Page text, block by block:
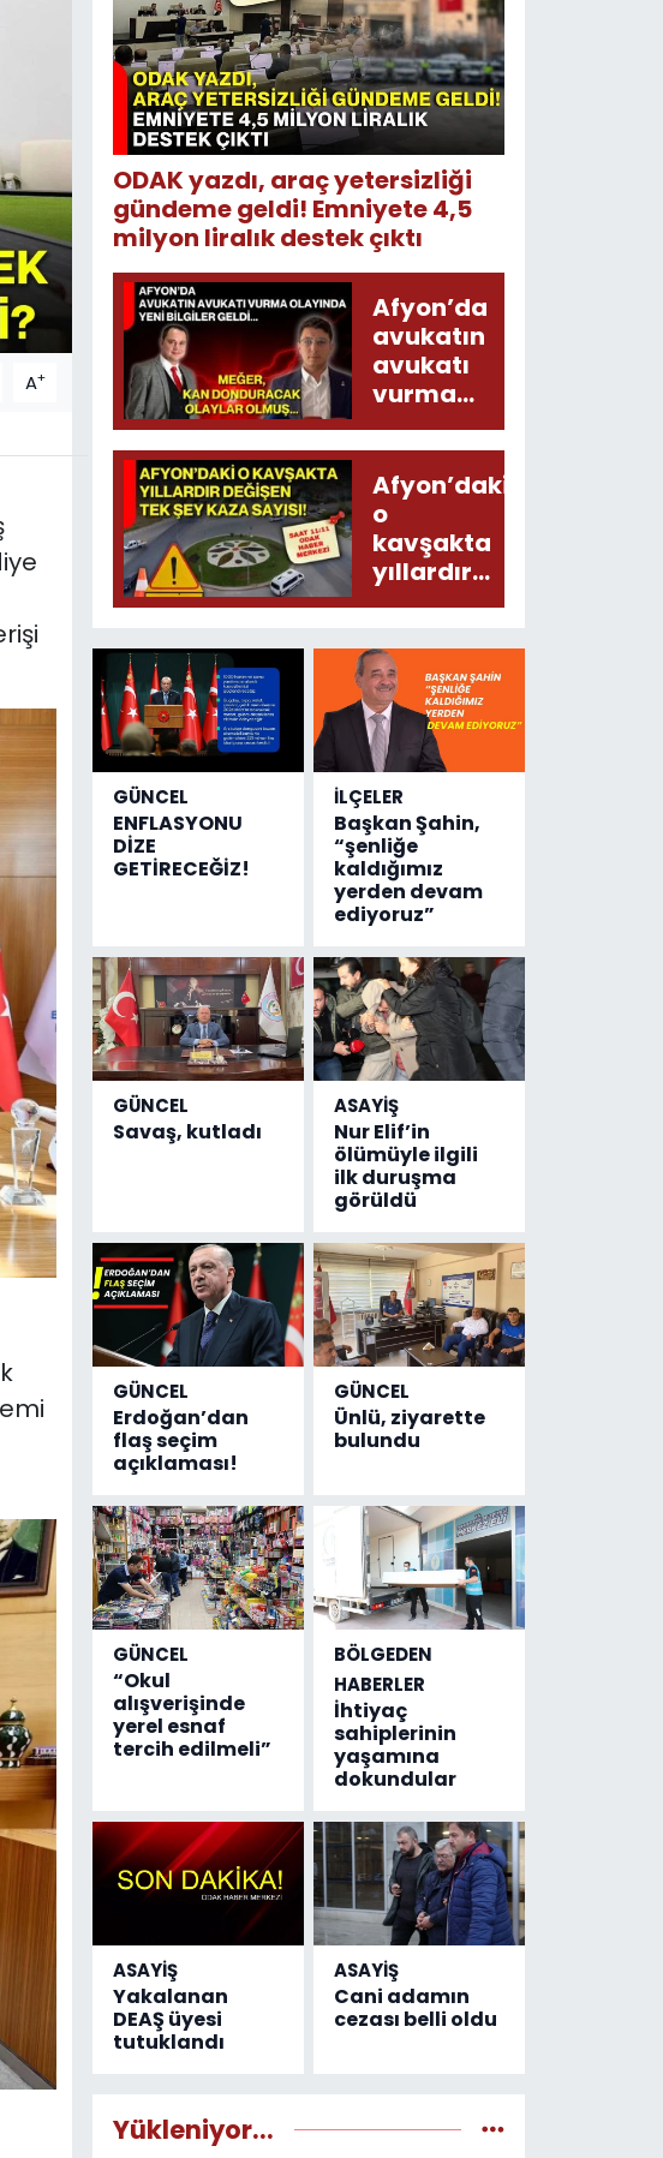
A+
ODAK yazdı, araç yetersizliği
gündeme geldi! Emniyete 4,5
milyon liralık destek çıktı
Afyon’da
avukatın
avukatı
vurma
olayında
yeni bilgiler
geldi...
Meğer, kan
donduracak
olaylar
olmuş...
Afyon’daki
o
kavşakta
yıllardır
değişen
kaza
sayısı!
GÜNCEL
ENFLASYONU
DİZE
GETİRECEĞİZ!
İLÇELER
Başkan Şahin,
“şenliğe
kaldığımız
yerden devam
ediyoruz”
GÜNCEL
Savaş, kutladı
ASAYİŞ
Nur Elif’in
ölümüyle ilgili
ilk duruşma
görüldü
GÜNCEL
Erdoğan’dan
flaş seçim
açıklaması!
GÜNCEL
Ünlü, ziyarette
bulundu
GÜNCEL
“Okul
alışverişinde
yerel esnaf
tercih edilmeli”
BÖLGEDEN
HABERLER
İhtiyaç
sahiplerinin
yaşamına
dokundular
ASAYİŞ
Yakalanan
DEAŞ üyesi
tutuklandı
ASAYİŞ
Cani adamın
cezası belli oldu
Yükleniyor...